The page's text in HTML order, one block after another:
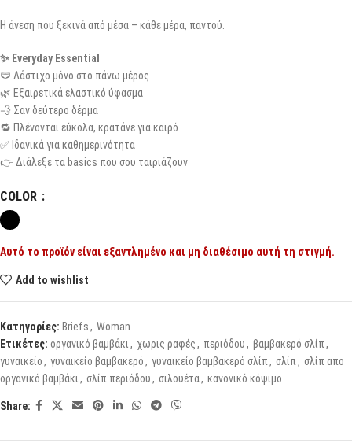
Η άνεση που ξεκινά από μέσα – κάθε μέρα, παντού.
✨ Everyday Essential
🩲 Λάστιχο μόνο στο πάνω μέρος
🌿 Εξαιρετικά ελαστικό ύφασμα
💨 Σαν δεύτερο δέρμα
🔁 Πλένονται εύκολα, κρατάνε για καιρό
✅ Ιδανικά για καθημερινότητα
👉 Διάλεξε τα basics που σου ταιριάζουν
COLOR
Αυτό το προϊόν είναι εξαντλημένο και μη διαθέσιμο αυτή τη στιγμή.
Add to wishlist
Κατηγορίες: Briefs, Woman
Ετικέτες: οργανικό βαμβάκι, χωρις ραφές, περιόδου, βαμβακερό σλίπ,
γυναικείο, γυναικείο βαμβακερό, γυναικείο βαμβακερό σλίπ, σλίπ, σλίπ απο
οργανικό βαμβάκι, σλίπ περιόδου, σιλουέτα, κανονικό κόψιμο
Share: